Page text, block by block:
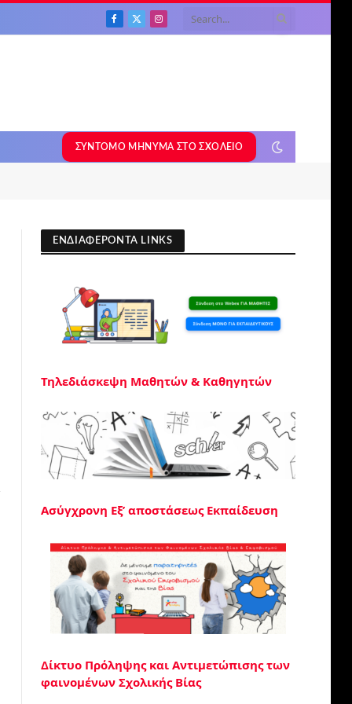
Facebook
X
Instagram
ΣΎΝΤΟΜΟ ΜΉΝΥΜΑ ΣΤΟ ΣΧΟΛΕΊΟ
ΕΝΔΙΑΦΕΡΟΝΤΑ LINKS
Τηλεδιάσκεψη Μαθητών & Καθηγητών
Ασύγχρονη Εξ’ αποστάσεως Εκπαίδευση
Δίκτυο Πρόληψης και Αντιμετώπισης των
φαινομένων Σχολικής Βίας